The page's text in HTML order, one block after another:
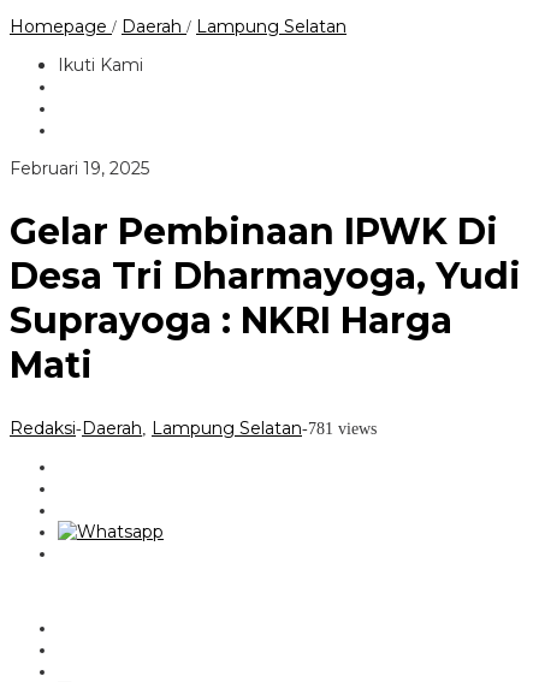
Homepage / Daerah / Lampung Selatan
NKRI
Harga
Ikuti Kami
Februari 19, 2025oleh
Gelar Pembinaan IPWK Di
Desa Tri Dharmayoga, Yudi
Suprayoga : NKRI Harga
Mati
Redaksi-Daerah Lampung Selatan-781 views